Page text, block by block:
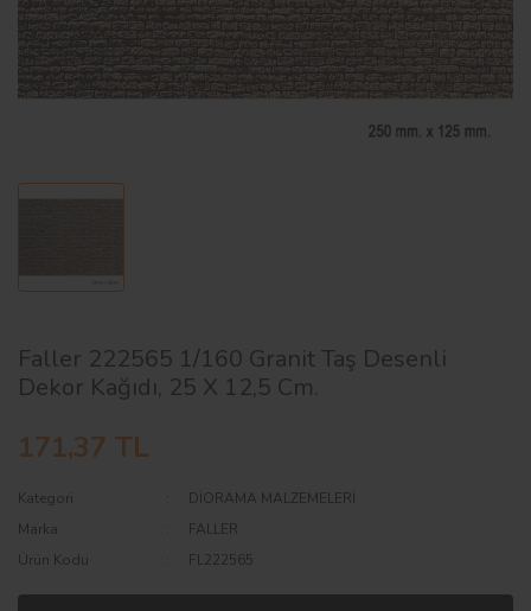
Faller 222565 1/160 Granit Taş Desenli
Dekor Kağıdı, 25 X 12,5 Cm.
171,37 TL
Kategori
DİORAMA MALZEMELERİ
Marka
FALLER
Ürün Kodu
FL222565
AĞAÇ ve ÇALILAR
YÜZEY KAPLAMA MALZEMELERİ